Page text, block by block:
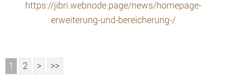
https://jibri.webnode.page/news/homepage-
erweiterung-und-bereicherung-/
1 2 > >>